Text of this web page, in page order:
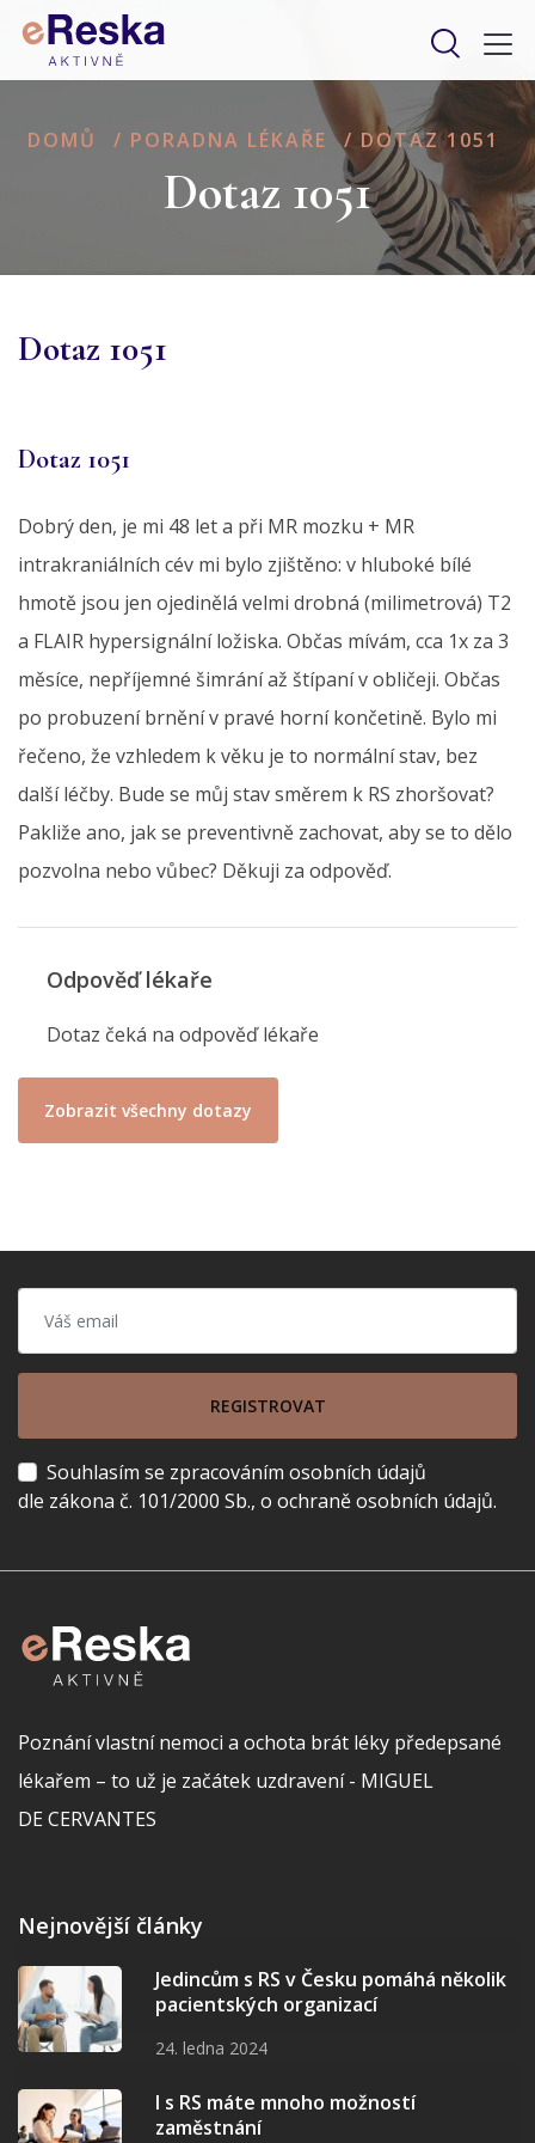
DOMŮ / PORADNA LÉKAŘE / DOTAZ 1051
Dotaz 1051
Dotaz 1051
Dotaz 1051
Dobrý den, je mi 48 let a při MR mozku + MR
intrakraniálních cév mi bylo zjištěno: v hluboké bílé
hmotě jsou jen ojedinělá velmi drobná (milimetrová) T2
a FLAIR hypersignální ložiska. Občas mívám, cca 1x za 3
měsíce, nepříjemné šimrání až štípaní v obličeji. Občas
po probuzení brnění v pravé horní končetině. Bylo mi
řečeno, že vzhledem k věku je to normální stav, bez
další léčby. Bude se můj stav směrem k RS zhoršovat?
Pakliže ano, jak se preventivně zachovat, aby se to dělo
pozvolna nebo vůbec? Děkuji za odpověď.
Odpověď lékaře
Dotaz čeká na odpověď lékaře
Zobrazit všechny dotazy
REGISTROVAT
Souhlasím se zpracováním osobních údajů
dle zákona č. 101/2000 Sb., o ochraně osobních údajů.
Poznání vlastní nemoci a ochota brát léky předepsané
lékařem – to už je začátek uzdravení - MIGUEL
DE CERVANTES
Nejnovější články
Jedincům s RS v Česku pomáhá několik
pacientských organizací
24. ledna 2024
I s RS máte mnoho možností
zaměstnání